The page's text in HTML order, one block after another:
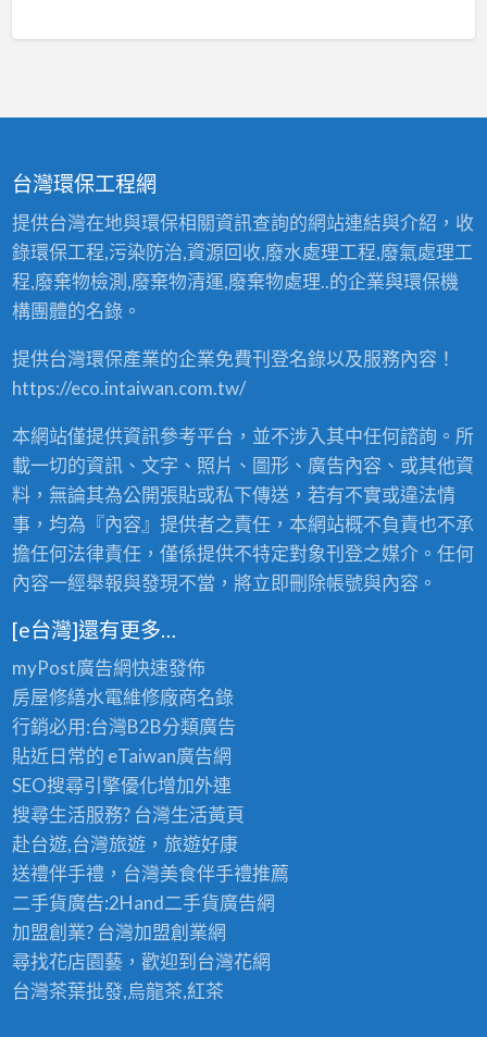
台灣環保工程網
提供台灣在地與環保相關資訊查詢的網站連結與介紹，收
錄環保工程,污染防治,資源回收,廢水處理工程,廢氣處理工
程,廢棄物檢測,廢棄物清運,廢棄物處理..的企業與環保機
構團體的名錄。
提供台灣環保產業的企業免費刊登名錄以及服務內容！
https://eco.intaiwan.com.tw/
本網站僅提供資訊參考平台，並不涉入其中任何諮詢。所
載一切的資訊、文字、照片、圖形、廣告內容、或其他資
料，無論其為公開張貼或私下傳送，若有不實或違法情
事，均為『內容』提供者之責任，本網站概不負責也不承
擔任何法律責任，僅係提供不特定對象刊登之媒介。任何
內容一經舉報與發現不當，將立即刪除帳號與內容。
[e台灣]還有更多…
myPost廣告網快速發佈
房屋修繕水電維修廠商名錄
行銷必用:台灣B2B分類廣告
貼近日常的 eTaiwan廣告網
SEO搜尋引擎優化增加外連
搜尋生活服務? 台灣生活黃頁
赴台遊,台灣旅遊，旅遊好康
送禮伴手禮，台灣美食伴手禮推薦
二手貨廣告:2Hand二手貨廣告網
加盟創業? 台灣加盟創業網
尋找花店園藝，歡迎到 台灣花網
台灣茶葉批發,烏龍茶,紅茶